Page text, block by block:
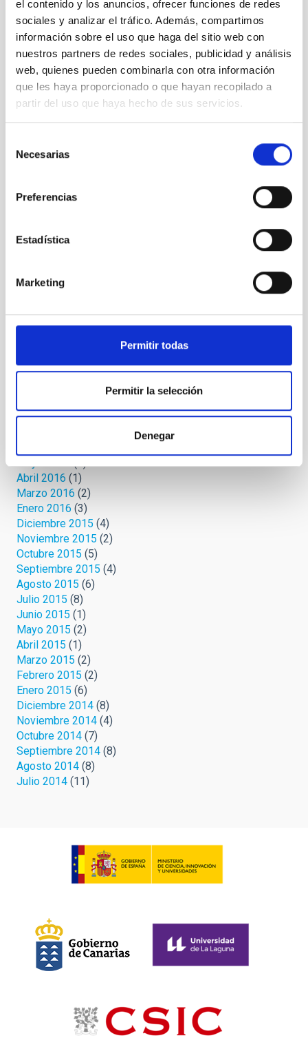
el contenido y los anuncios, ofrecer funciones de redes
sociales y analizar el tráfico. Además, compartimos
información sobre el uso que haga del sitio web con
nuestros partners de redes sociales, publicidad y análisis
web, quienes pueden combinarla con otra información
que les haya proporcionado o que hayan recopilado a
partir del uso que haya hecho de sus servicios.
Necesarias
Preferencias
Estadística
Marketing
Permitir todas
Permitir la selección
Denegar
Noviembre 2021(2)
Octubre 2021(3)
Septiembre 2021(4)
Agosto 2021(6)
Julio 2021(5)
Junio 2021(4)
Mayo 2021 (2)
Enero 2021
Octubre 2020
Agosto 2020
Mayo 2020
Febrero 2019(1)
Octubre 2017(1)
Noviembre 2016(1)
Abril 2016 (1)
Marzo 2016 (2)
Enero 2016 (3)
Diciembre 2015 (4)
Noviembre 2015 (2)
Octubre 2015 (5)
Septiembre 2015 (4)
Agosto 2015 (6)
Julio 2015 (8)
Junio 2015 (1)
Mayo 2015 (2)
Abril 2015 (1)
Marzo 2015 (2)
Febrero 2015 (2)
Enero 2015 (6)
Diciembre 2014 (8)
Noviembre 2014 (4)
Octubre 2014 (7)
Septiembre 2014 (8)
Agosto 2014 (8)
Julio 2014 (11)